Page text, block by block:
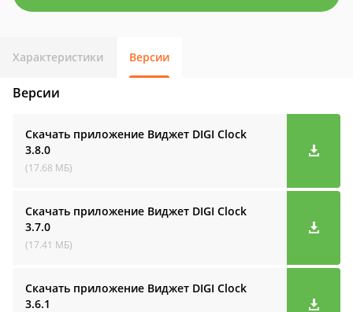
Характеристики Версии
Версии
Скачать приложение Виджет DIGI Clock
3.8.0
(17.68 МБ)
Скачать приложение Виджет DIGI Clock
3.7.0
(17.41 МБ)
Скачать приложение Виджет DIGI Clock
3.6.1